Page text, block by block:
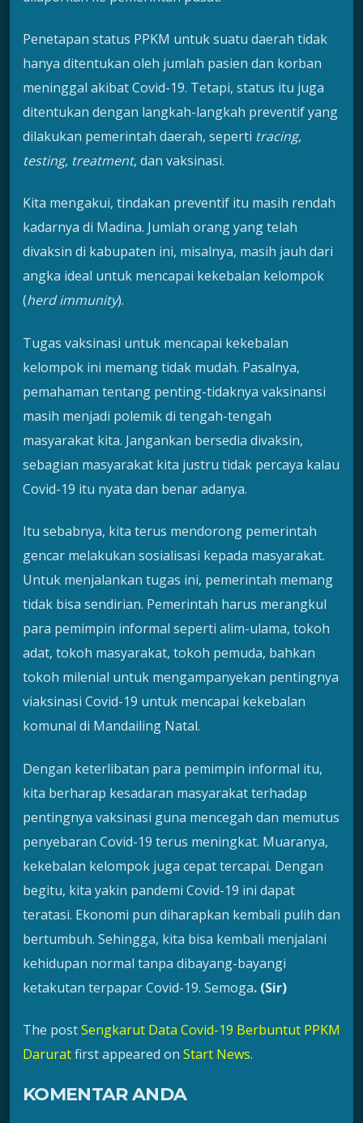
Penetapan status PPKM untuk suatu daerah tidak
hanya ditentukan oleh jumlah pasien dan korban
meninggal akibat Covid-19. Tetapi, status itu juga
ditentukan dengan langkah-langkah preventif yang
dilakukan pemerintah daerah, seperti tracing,
testing, treatment, dan vaksinasi.
Kita mengakui, tindakan preventif itu masih rendah
kadarnya di Madina. Jumlah orang yang telah
divaksin di kabupaten ini, misalnya, masih jauh dari
angka ideal untuk mencapai kekebalan kelompok
(herd immunity).
Tugas vaksinasi untuk mencapai kekebalan
kelompok ini memang tidak mudah. Pasalnya,
pemahaman tentang penting-tidaknya vaksinansi
masih menjadi polemik di tengah-tengah
masyarakat kita. Jangankan bersedia divaksin,
sebagian masyarakat kita justru tidak percaya kalau
Covid-19 itu nyata dan benar adanya.
Itu sebabnya, kita terus mendorong pemerintah
gencar melakukan sosialisasi kepada masyarakat.
Untuk menjalankan tugas ini, pemerintah memang
tidak bisa sendirian. Pemerintah harus merangkul
para pemimpin informal seperti alim-ulama, tokoh
adat, tokoh masyarakat, tokoh pemuda, bahkan
tokoh milenial untuk mengampanyekan pentingnya
viaksinasi Covid-19 untuk mencapai kekebalan
komunal di Mandailing Natal.
Dengan keterlibatan para pemimpin informal itu,
kita berharap kesadaran masyarakat terhadap
pentingnya vaksinasi guna mencegah dan memutus
penyebaran Covid-19 terus meningkat. Muaranya,
kekebalan kelompok juga cepat tercapai. Dengan
begitu, kita yakin pandemi Covid-19 ini dapat
teratasi. Ekonomi pun diharapkan kembali pulih dan
bertumbuh. Sehingga, kita bisa kembali menjalani
kehidupan normal tanpa dibayang-bayangi
ketakutan terpapar Covid-19. Semoga. (Sir)
The postSengkarut Data Covid-19 Berbuntut PPKM
Daruratfirst appeared on Start News.
KOMENTAR ANDA